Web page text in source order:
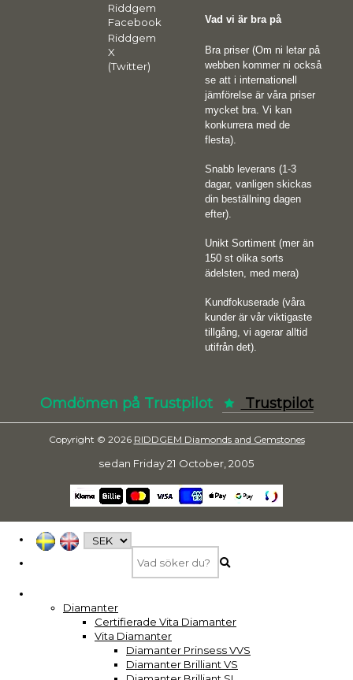
Riddgem
Facebook
Riddgem
X
(Twitter)
Vad vi är bra på
Bra priser (Om ni letar på
webben kommer ni också
se att i internationell
jämförelse är våra priser
mycket bra. Vi kan
konkurrera med de
flesta).
Snabb leverans (1-3
dagar, vanligen skickas
din beställning dagen
efter).
Unikt Sortiment (mer än
150 st olika sorts
ädelsten, med mera)
Kundfokuserade (våra
kunder är vår viktigaste
tillgång, vi agerar alltid
utifrån det).
Omdömen på Trustpilot Trustpilot
Copyright © 2026 RIDDGEM Diamonds and Gemstones
sedan Friday 21 October, 2005
Diamanter
Certifierade Vita Diamanter
Vita Diamanter
Diamanter Prinsess VVS
Diamanter Brilliant VS